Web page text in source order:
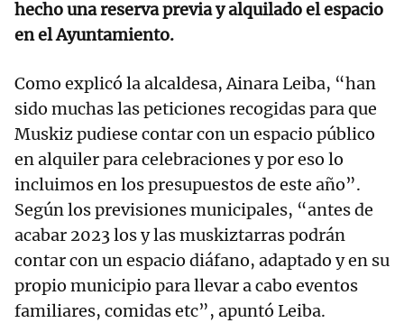
hecho una reserva previa y alquilado el espacio
en el Ayuntamiento.
Como explicó la alcaldesa, Ainara Leiba, “han
sido muchas las peticiones recogidas para que
Muskiz pudiese contar con un espacio público
en alquiler para celebraciones y por eso lo
incluimos en los presupuestos de este año”.
Según los previsiones municipales, “antes de
acabar 2023 los y las muskiztarras podrán
contar con un espacio diáfano, adaptado y en su
propio municipio para llevar a cabo eventos
familiares, comidas etc”, apuntó Leiba.